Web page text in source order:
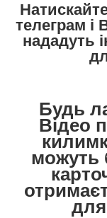
телеграм
нададуть
Будь
Відео
можуть